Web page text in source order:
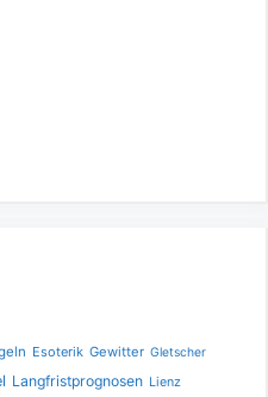
Esoterik Gewitter Gletscher
Langfristprognosen Lienz